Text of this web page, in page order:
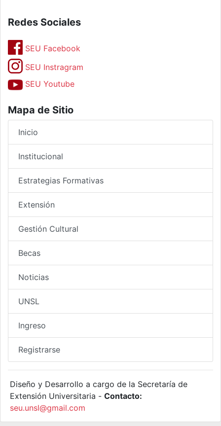
Redes Sociales
SEU Facebook
SEU Instragram
SEU Youtube
Mapa de Sitio
Inicio
Institucional
Estrategias Formativas
Extensión
Gestión Cultural
Becas
Noticias
UNSL
Ingreso
Registrarse
Diseño y Desarrollo a cargo de la Secretaría de
Extensión Universitaria - Contacto:
seu.unsl@gmail.com